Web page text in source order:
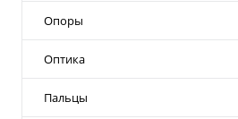
Опоры
Оптика
Пальцы